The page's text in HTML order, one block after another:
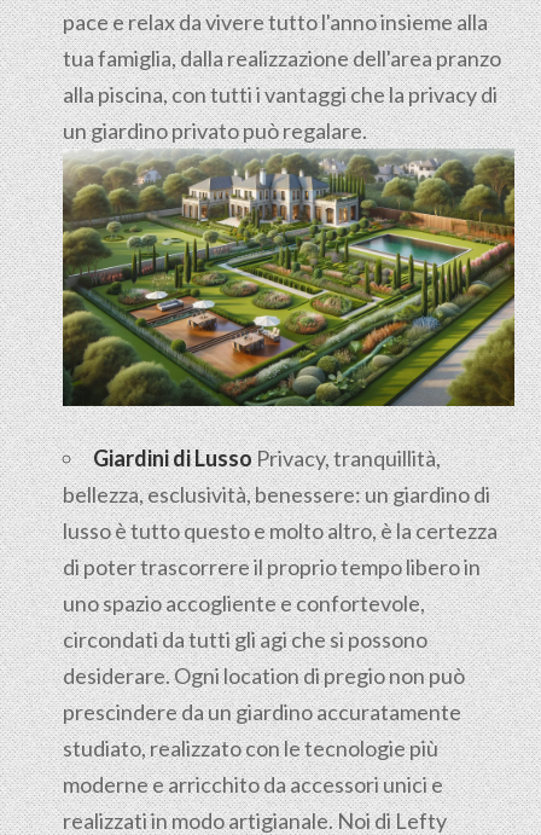
pace e relax da vivere tutto l'anno insieme alla
tua famiglia, dalla realizzazione dell'area pranzo
alla piscina, con tutti i vantaggi che la privacy di
un giardino privato può regalare.
Giardini di LussoPrivacy, tranquillità,
bellezza, esclusività, benessere: un giardino di
lusso è tutto questo e molto altro, è la certezza
di poter trascorrere il proprio tempo libero in
uno spazio accogliente e confortevole,
circondati da tutti gli agi che si possono
desiderare. Ogni location di pregio non può
prescindere da un giardino accuratamente
studiato, realizzato con le tecnologie più
moderne e arricchito da accessori unici e
realizzati in modo artigianale. Noi di Lefty